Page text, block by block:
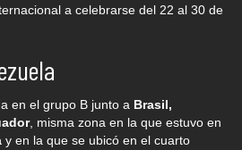
a celebrarse del 22 al 30 de
en el grupo B junto a Brasil,
, misma zona en la que estuvo en
y en la que se ubicó en el cuarto